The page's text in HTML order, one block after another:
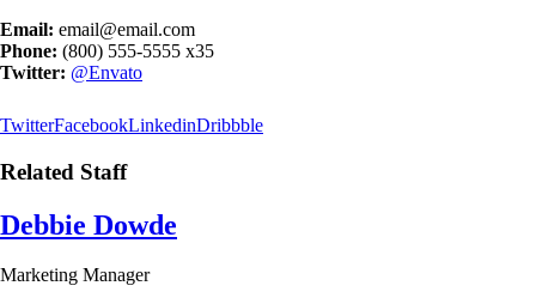
Email: email@email.com
Phone: (800) 555-5555 x35
Twitter: @Envato
TwitterFacebookLinkedinDribbble
Related Staff
Debbie Dowde
Marketing Manager